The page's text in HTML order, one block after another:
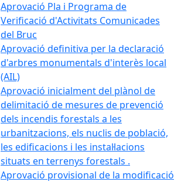
Aprovació Pla i Programa de
Verificació d'Activitats Comunicades
del Bruc
Aprovació definitiva per la declaració
d'arbres monumentals d'interès local
(AIL)
Aprovació inicialment del plànol de
delimitació de mesures de prevenció
dels incendis forestals a les
urbanitzacions, els nuclis de població,
les edificacions i les instal·lacions
situats en terrenys forestals .
Aprovació provisional de la modificació